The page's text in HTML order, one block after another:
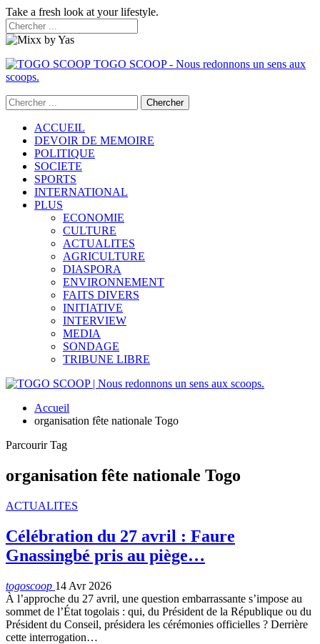
Take a fresh look at your lifestyle.
TOGO SCOOP - Nous redonnons un sens aux
scoops.
ACCUEIL
DEVOIR DE MEMOIRE
POLITIQUE
SOCIETE
SPORTS
INTERNATIONAL
PLUS
ECONOMIE
CULTURE
ACTUALITES
AGRICULTURE
DIASPORA
ENVIRONNEMENT
FAITS DIVERS
INITIATIVE
INTERVIEW
MEDIA
SONDAGE
TRIBUNE LIBRE
Accueil
organisation fête nationale Togo
Parcourir Tag
organisation fête nationale Togo
ACTUALITES
Célébration du 27 avril : Faure
Gnassingbé pris au piège…
togoscoop 14 Avr 2026
À l’approche du 27 avril, une question embarrassante s’impose au
sommet de l’État togolais : qui, du Président de la République ou du
Président du Conseil, présidera les cérémonies officielles ? Derrière
cette interrogation…